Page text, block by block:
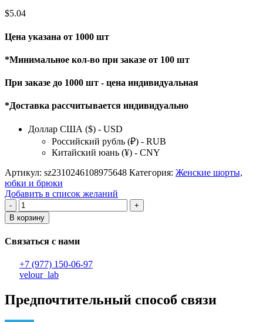
$5.04
Цена указана от 1000 шт
*Минимальное кол-во при заказе от 100 шт
При заказе до 1000 шт - цена индивидуальная
*Доставка рассчитывается индивидуально
Доллар США ($) - USD
Российский рубль (₽) - RUB
Китайский юань (¥) - CNY
Артикул: sz2310246108975648 Категория: Женские шорты,
юбки и брюки
Добавить в список желаний
Количество
товара
женские
В корзину
Связаться с нами
+7 (977) 150-06-97
velour_lab
Предпочтительный способ связи